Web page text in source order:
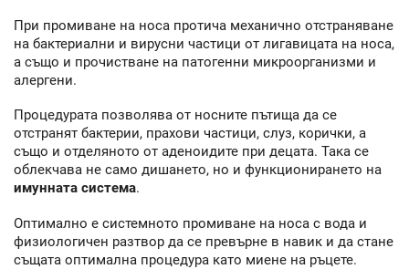
При промиване на носа протича механично отстраняване
на бактериални и вирусни частици от лигавицата на носа,
а също и прочистване на патогенни микроорганизми и
алергени.
Процедурата позволява от носните пътища да се
отстранят бактерии, прахови частици, слуз, корички, а
също и отделяното от аденоидите при децата. Така се
облекчава не само дишането, но и функционирането на
имунната система.
Оптимално е системното промиване на носа с вода и
физиологичен разтвор да се превърне в навик и да стане
същата оптимална процедура като миене на ръцете.